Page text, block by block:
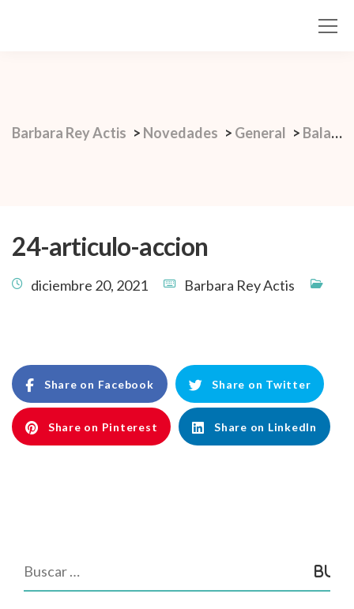
Barbara Rey Actis > Novedades > General > Balance 2021: colaborativo, productivo y prometedor.
24-articulo-accion
diciembre 20, 2021 Barbara Rey Actis
Share on Facebook Share on Twitter
Share on Pinterest Share on LinkedIn